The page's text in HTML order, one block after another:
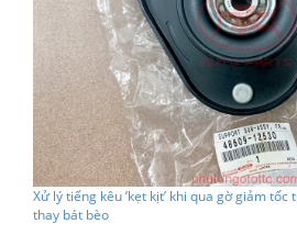
Xử lý tiếng kêu ’kẹt kịt’ khi qua gờ giảm
thay bát bèo